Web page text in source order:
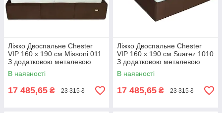
Ліжко Двоспальне Chester
VIP 160 х 190 см Missoni 011
З додатковою металевою
цільнозварною рамою
Темно-коричневий
В наявності
17 485,65 ₴ 23 315 ₴
Ліжко Двоспальне Chester
VIP 160 х 190 см Suarez 1010
З додатковою металевою
цільнозварною рамою
Коричневий
В наявності
17 485,65 ₴ 23 315 ₴